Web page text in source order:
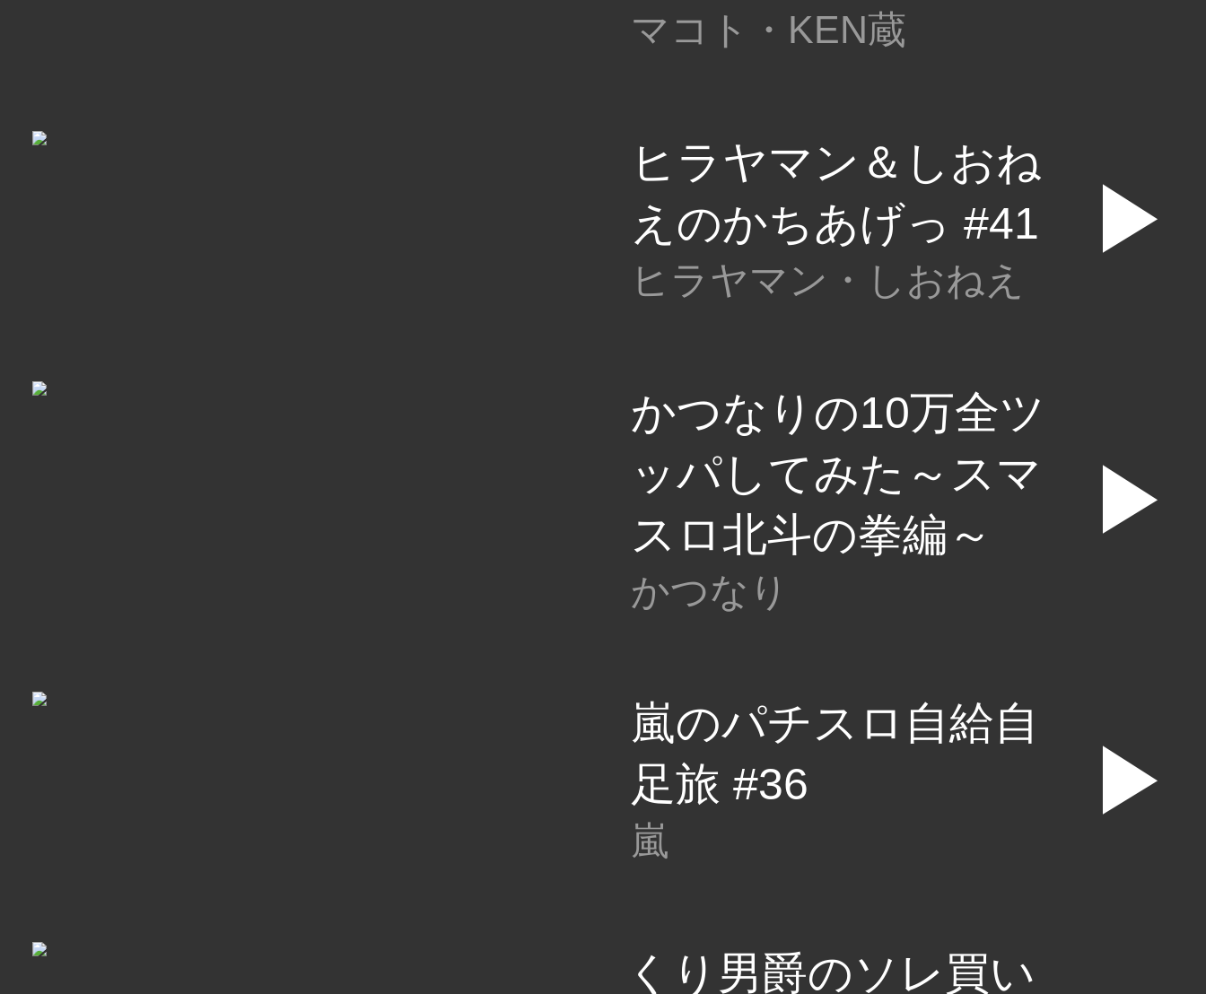
マコト・KEN蔵
ヒラヤマン＆しおね
えのかちあげっ #41
ヒラヤマン・しおねえ
▶
かつなりの10万全ツ
ッパしてみた～スマ
スロ北斗の拳編～
かつなり
▶
嵐のパチスロ自給自
足旅 #36
嵐
▶
くり男爵のソレ買い